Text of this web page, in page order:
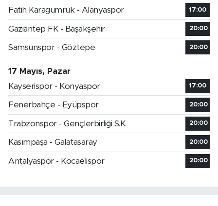
Fatih Karagümrük - Alanyaspor
17:00
Gaziantep FK - Başakşehir 20:00
Samsunspor - Göztepe 20:00
17 Mayıs, Pazar
Kayserispor - Konyaspor
17:00
Fenerbahçe - Eyüpspor 20:00
Trabzonspor - Gençlerbirliği S.K. 20:00
Kasımpaşa - Galatasaray 20:00
Antalyaspor - Kocaelispor 20:00